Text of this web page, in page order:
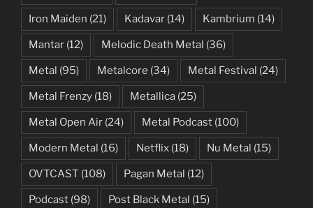
Iron Maiden (21) Kadavar (14) Kambrium (14)
Mantar (12) Melodic Death Metal (36)
Metal (95) Metalcore (34) Metal Festival (24)
Metal Frenzy (18) Metallica (25)
Metal Open Air (24) Metal Podcast (100)
Modern Metal (16) Netflix (18) Nu Metal (15)
OVTCAST (108) Pagan Metal (12)
Podcast (98) Post Black Metal (15)